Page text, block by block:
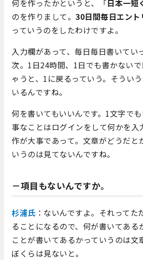
何を作ったかというと、「 日本一短
のを作りまして。 30日間毎日エント
っていうのをしたわけですよ。
入力欄があって、毎日毎日書いてい
次。1日24時間、1日でも書かない
ゃうと、1に戻るっていう。そうい
いるんですね。
何を書いてもいいんです。1文字で
事なことはログインをして何かを入
作が大事であって。文章がどうだと
いうのは見てないんですね。
－項目もないんですか。
杉浦氏 ：ないんですよ。それってた
ることになるので、何が書いてある
ことが書いてあるかっていうのは文
ぼくらは見ないと。